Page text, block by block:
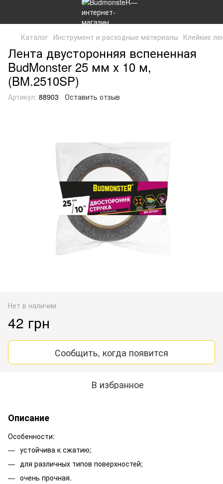
Каталог Инструмент и расходные материалы Клейкие
Лента двусторонняя вспененная
BudMonster 25 мм х 10 м,
(BM.2510SP)
Артикул: 88903 Оставить отзыв
Нет в наличии
42 грн
Сообщить, когда появится
В избранное
Описание
Особенности:
устойчива к сжатию;
для различных типов поверхностей;
очень прочная.